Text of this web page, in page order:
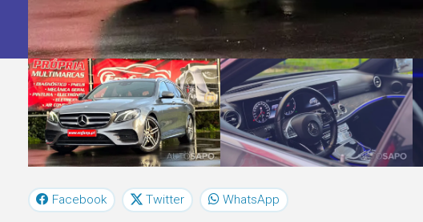
Facebook Twitter WhatsApp